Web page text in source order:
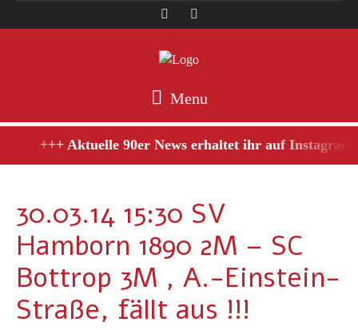
Menu
+++ Aktuelle 90er News erhaltet ihr auf
30.03.14 15:30 SV
Hamborn 1890 2M – SC
Bottrop 3M , A.-Einstein-
Straße, fällt aus !!!